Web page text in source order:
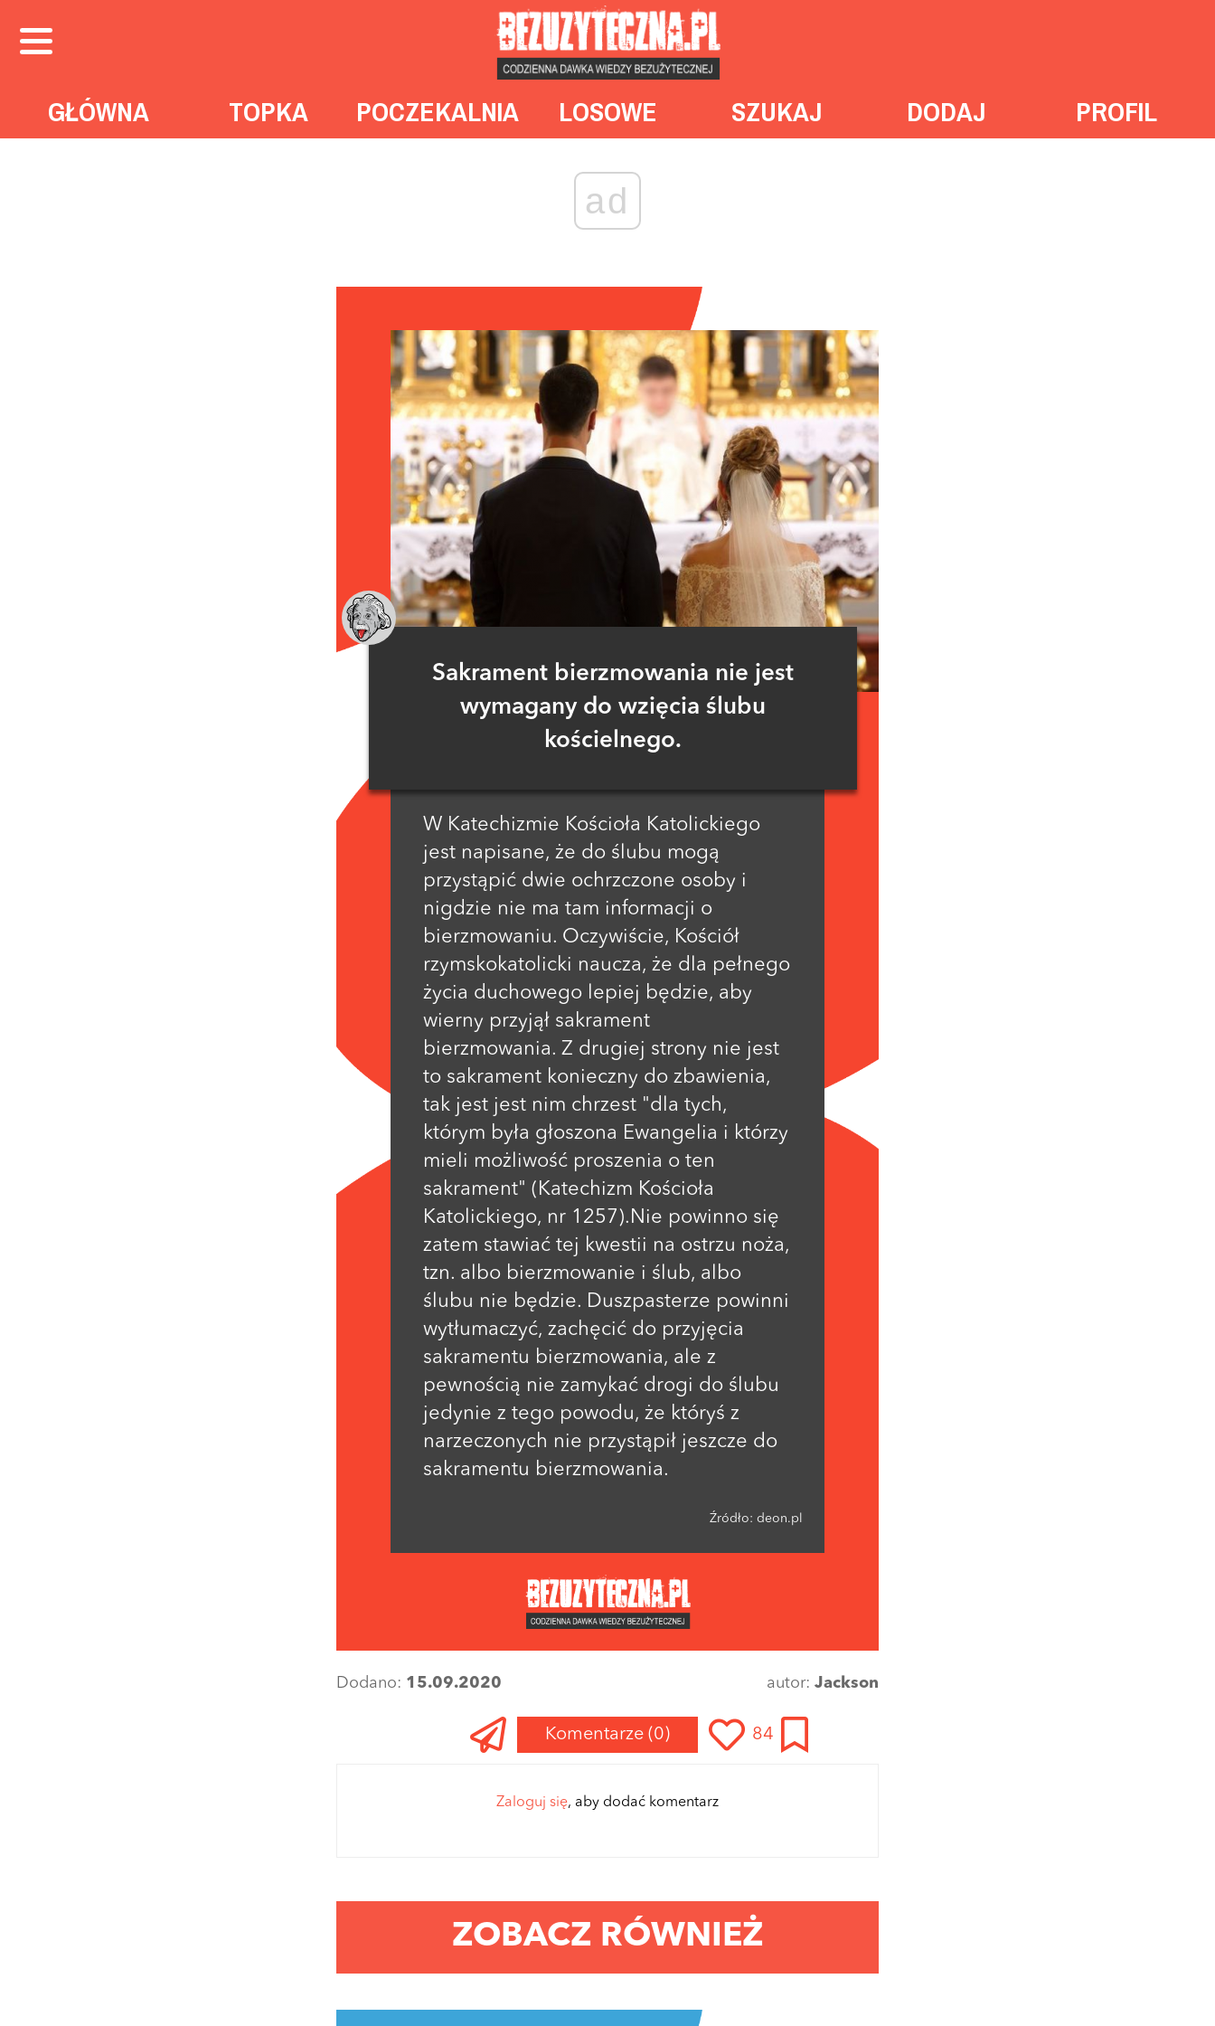
GŁÓWNA TOPKA POCZEKALNIA LOSOWE SZUKAJ DODAJ PROFIL
ad
Sakrament bierzmowania nie jest
wymagany do wzięcia ślubu
kościelnego.
W Katechizmie Kościoła Katolickiego
jest napisane, że do ślubu mogą
przystąpić dwie ochrzczone osoby i
nigdzie nie ma tam informacji o
bierzmowaniu. Oczywiście, Kościół
rzymskokatolicki naucza, że dla pełnego
życia duchowego lepiej będzie, aby
wierny przyjął sakrament
bierzmowania. Z drugiej strony nie jest
to sakrament konieczny do zbawienia,
tak jest jest nim chrzest "dla tych,
którym była głoszona Ewangelia i którzy
mieli możliwość proszenia o ten
sakrament" (Katechizm Kościoła
Katolickiego, nr 1257).Nie powinno się
zatem stawiać tej kwestii na ostrzu noża,
tzn. albo bierzmowanie i ślub, albo
ślubu nie będzie. Duszpasterze powinni
wytłumaczyć, zachęcić do przyjęcia
sakramentu bierzmowania, ale z
pewnością nie zamykać drogi do ślubu
jedynie z tego powodu, że któryś z
narzeczonych nie przystąpił jeszcze do
sakramentu bierzmowania.
Źródło: deon.pl
Dodano: 15.09.2020 autor: Jackson
Komentarze (0) 84
Zaloguj się, aby dodać komentarz
ZOBACZ RÓWNIEŻ